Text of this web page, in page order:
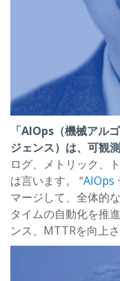
「AIOps（機械アル
ジェンス）は、可観
ログ、メトリック、
は言います。 “AIOps
マージして、全体的
タイムの自動化を推
ンス、MTTRを向上さ